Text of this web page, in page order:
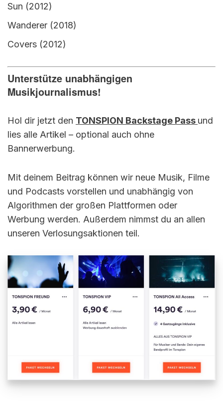
Sun (2012)
Wanderer (2018)
Covers (2012)
Unterstütze unabhängigen
Musikjournalismus!
Hol dir jetzt den TONSPION Backstage Pass und
lies alle Artikel – optional auch ohne
Bannerwerbung.
Mit deinem Beitrag können wir neue Musik, Filme
und Podcasts vorstellen und unabhängig von
Algorithmen der großen Plattformen oder
Werbung werden. Außerdem nimmst du an allen
unseren Verlosungsaktionen teil.